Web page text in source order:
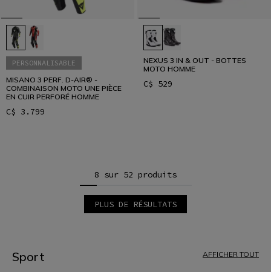
PERSONNALISABLE
MISANO 3 PERF. D-AIR® -
COMBINAISON MOTO UNE PIÈCE
EN CUIR PERFORÉ HOMME
C$ 3.799
NEXUS 3 IN & OUT - BOTTES
MOTO HOMME
C$ 529
8 sur 52 produits
PLUS DE RÉSULTATS
6
Sport AFFICHER TOUT